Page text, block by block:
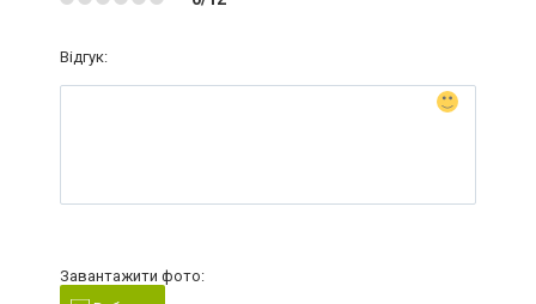
Відгук:
Завантажити фото: